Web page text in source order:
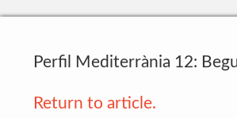
Perfil Mediterrània 12:
Return to article.